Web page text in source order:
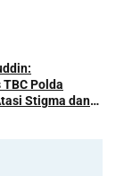
Polda
Stigma dan